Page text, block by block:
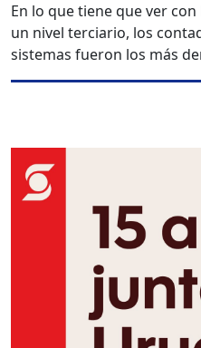
En lo que tiene que ver
un nivel terciario, los
sistemas fueron los más